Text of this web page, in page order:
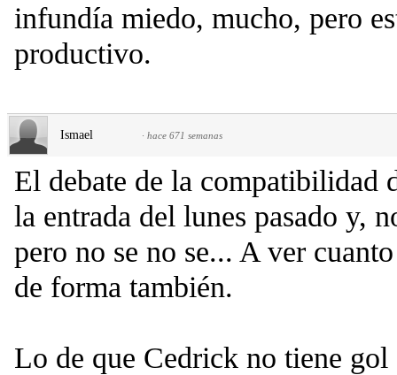
infundía miedo, mucho, pero
productivo.
Ismael · hace 671 semanas
El debate de la compatibilidad
la entrada del lunes pasado y,
pero no se no se... A ver
de forma también.
Lo de que Cedrick no tiene gol